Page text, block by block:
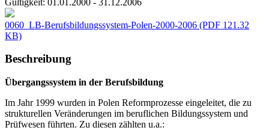
0060_LB-Berufsbildungssystem-Polen-2000-2006 (PDF 121.32
KB)
Beschreibung
Übergangssystem in der Berufsbildung
Im Jahr 1999 wurden in Polen Reformprozesse eingeleitet, die zu
strukturellen Veränderungen im beruflichen Bildungssystem und
Prüfwesen führten. Zu diesen zählten u.a.: